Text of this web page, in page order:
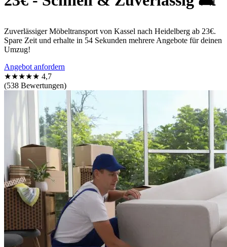
Zuverlässiger Möbeltransport von Kassel nach Heidelberg ab 23€.
Spare Zeit und erhalte in 54 Sekunden mehrere Angebote für deinen
Umzug!
Angebot anfordern
★★★★★ 4,7
(538 Bewertungen)